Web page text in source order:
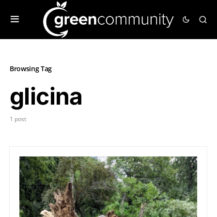
Browsing Tag
glicina
1 post